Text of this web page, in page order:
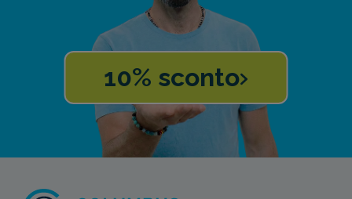
10% sconto